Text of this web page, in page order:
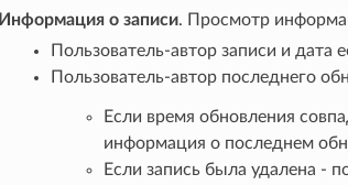
Информация о записи. Просмотр
Пользователь-автор записи и дата
Пользователь-автор последнего
Если время обновления
информация о последнем
Если запись была удалена -